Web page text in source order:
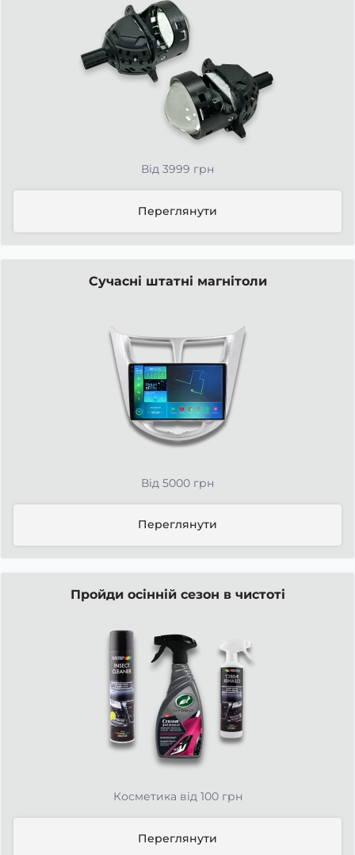
Від 3999 грн
Переглянути
Сучасні штатні магнітоли
Від 5000 грн
Переглянути
Пройди осінній сезон в чистоті
Косметика від 100 грн
Переглянути